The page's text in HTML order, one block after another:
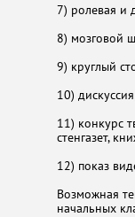
7) ролевая и
8) мозговой
9) круглый
10)
11) конкурс
стенгазет,
12) показ
Возможная
начальных